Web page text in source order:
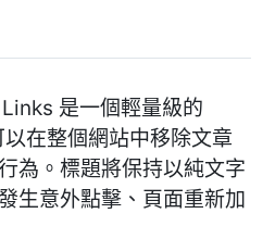
是一個輕量級的
在整個網站中移除文章
為。標題將保持以純文字
生意外點擊、頁面重新加